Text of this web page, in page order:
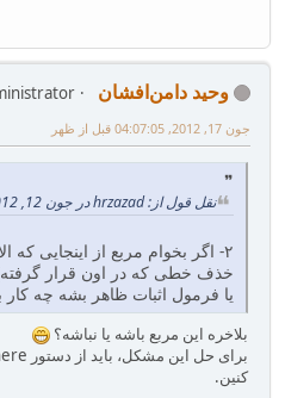
وحید دامن‌افشان
جون 17, 2012, 04:07:05 قبل از ظهر
نقل قول از: hrzazad در جون 12, 2012, 04:22:21 بعد از ظهر
۲- اگر بخوام مربع از اینجایی
خذف خطی که در اون قرار گرفته)
یا فرمول اثبات ظاهر بشه چه کار
بلاخره این مربع باشه یا نباشه؟
کنین.